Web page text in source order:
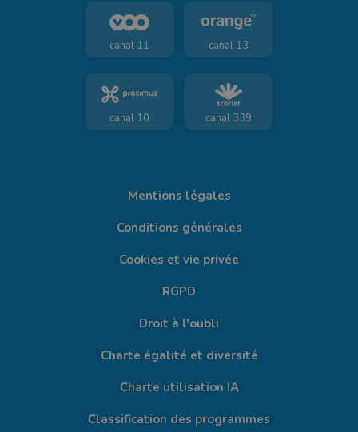
canal 11 canal 13
canal 10 canal 339
Mentions légales
Conditions générales
Cookies et vie privée
RGPD
Droit à l'oubli
Charte égalité et diversité
Charte utilisation IA
Classification des programmes